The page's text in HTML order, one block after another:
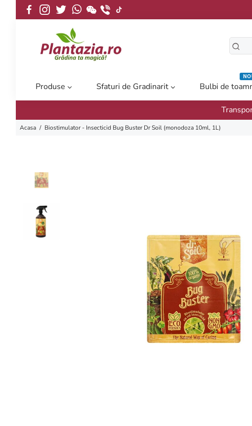
Produse Sfaturi de Gradinarit Bulbi de
Acasa / Biostimulator - Insecticid Bug Buster Dr Soil (monodoza 10ml, 1L)